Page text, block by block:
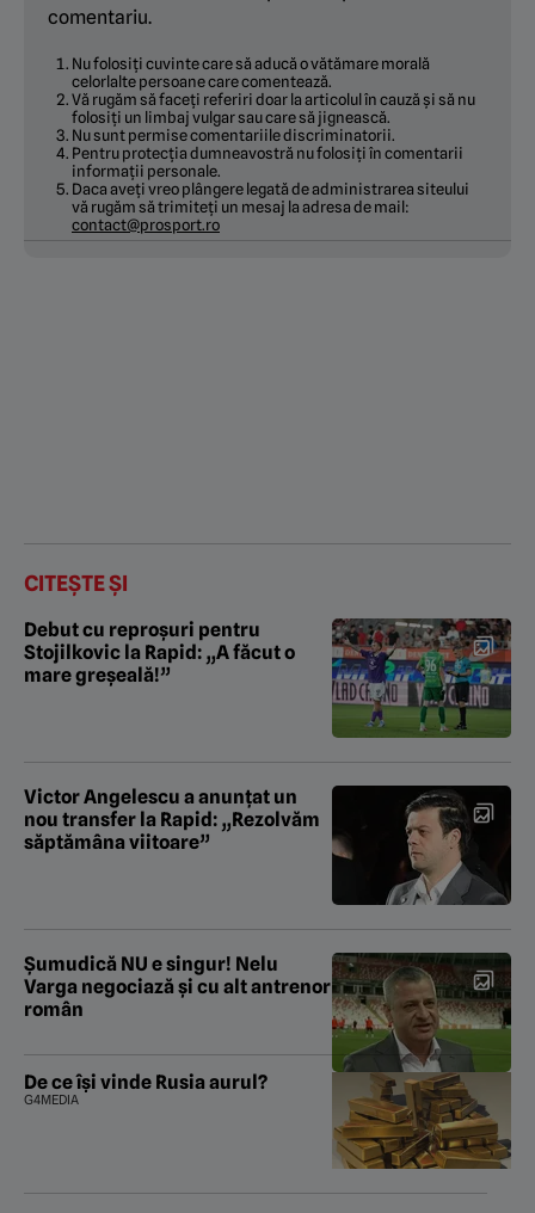
comentariu.
Nu folosiți cuvinte care să aducă o vătămare morală
celorlalte persoane care comentează.
Vă rugăm să faceți referiri doar la articolul în cauză și să nu
folosiți un limbaj vulgar sau care să jignească.
Nu sunt permise comentariile discriminatorii.
Pentru protecția dumneavostră nu folosiți în comentarii
informații personale.
Daca aveți vreo plângere legată de administrarea siteului
vă rugăm să trimiteți un mesaj la adresa de mail:
contact@prosport.ro
CITEȘTE ȘI
Debut cu reproșuri pentru
Stojilkovic la Rapid: „A făcut o
mare greșeală!”
Victor Angelescu a anunțat un
nou transfer la Rapid: „Rezolvăm
săptămâna viitoare”
Şumudică NU e singur! Nelu
Varga negociază şi cu alt antrenor
român
De ce își vinde Rusia aurul?
G4MEDIA